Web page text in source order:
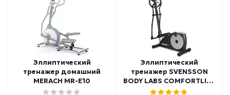
Эллиптический
тренажер домашний
MERACH MR-E10
Эллиптический
тренажер SVENSSON
BODY LABS COMFORTLINE
ENA